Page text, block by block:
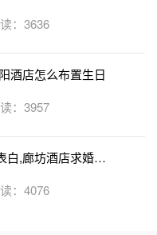
：3636
酒店怎么布置生日
：3957
白,廊坊酒店求婚布
：4076